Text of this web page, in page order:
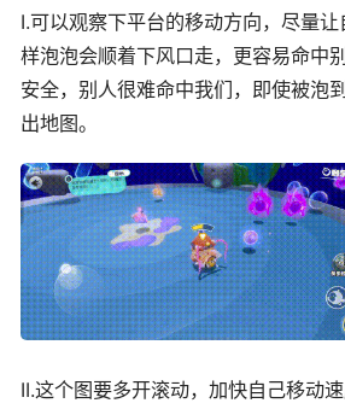
I.可以观察下平台的移动方向，尽量
样泡泡会顺着下风口走，更容易命中
安全，别人很难命中我们，即使被泡
出地图。
II.这个图要多开滚动，加快自己移动